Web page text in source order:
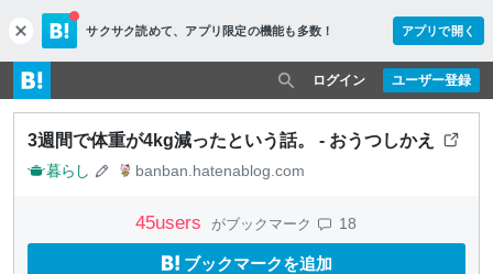
c
l
o
s
e
サクサク読めて、 アプリ限定の機能も多数！ アプリで開く
ユーザー登録
ログイン
3週間で体重が4kg減ったという話。 - おうつしかえ
暮らし banban.hatenablog.com
45users がブックマーク 18
ブックマークを追加